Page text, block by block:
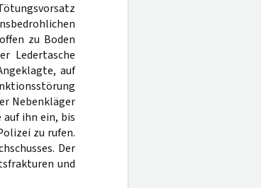
zu Boden
Ledertasche
auf
Nebenkläger
ihn ein, bis
zu rufen.
Der
und